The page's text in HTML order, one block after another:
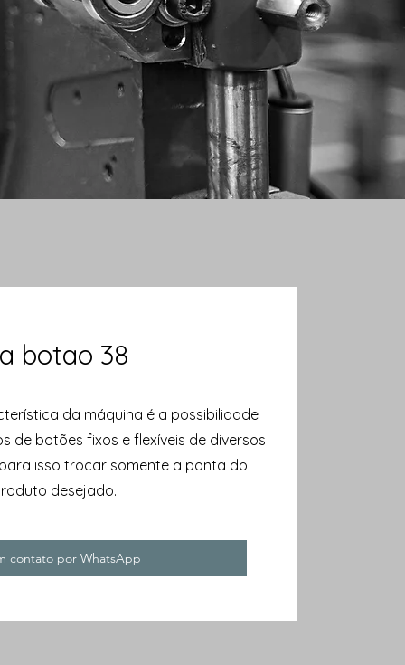
botao 38
da máquina é a possibilidade
de botões fixos e flexíveis de diversos
isso trocar somente a ponta do
desejado.
contato por WhatsApp